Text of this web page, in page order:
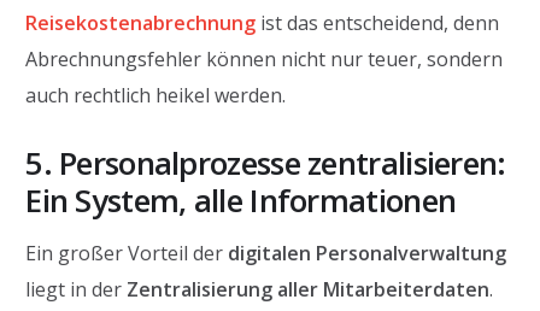
Reisekostenabrechnung ist das entscheidend, denn
Abrechnungsfehler können nicht nur teuer, sondern
auch rechtlich heikel werden.
5. Personalprozesse zentralisieren:
Ein System, alle Informationen
Ein großer Vorteil der digitalen Personalverwaltung
liegt in der Zentralisierung aller Mitarbeiterdaten.